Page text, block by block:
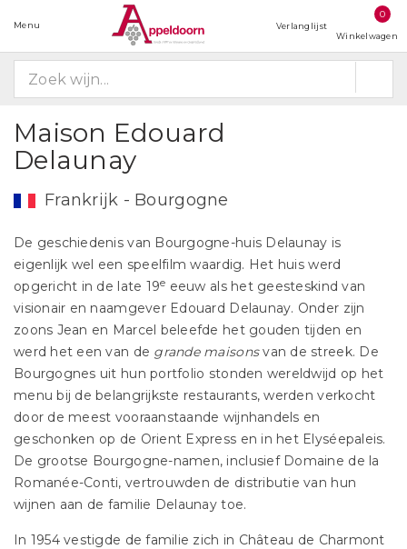
Menu Verlanglijst
0
Winkelwagen
Maison Edouard
Delaunay
Frankrijk - Bourgogne
De geschiedenis van Bourgogne-huis Delaunay is
eigenlijk wel een speelfilm waardig. Het huis werd
opgericht in de late 19e eeuw als het geesteskind van
visionair en naamgever Edouard Delaunay. Onder zijn
zoons Jean en Marcel beleefde het gouden tijden en
werd het een van de grande maisonsvan de streek. De
Bourgognes uit hun portfolio stonden wereldwijd op het
menu bij de belangrijkste restaurants, werden verkocht
door de meest vooraanstaande wijnhandels en
geschonken op de Orient Express en in het Elyséepaleis.
De grootse Bourgogne-namen, inclusief Domaine de la
Romanée-Conti, vertrouwden de distributie van hun
wijnen aan de familie Delaunay toe.
In 1954 vestigde de familie zich in Château de Charmont